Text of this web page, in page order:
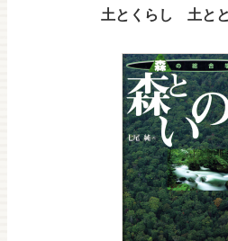
土とくらし 土と